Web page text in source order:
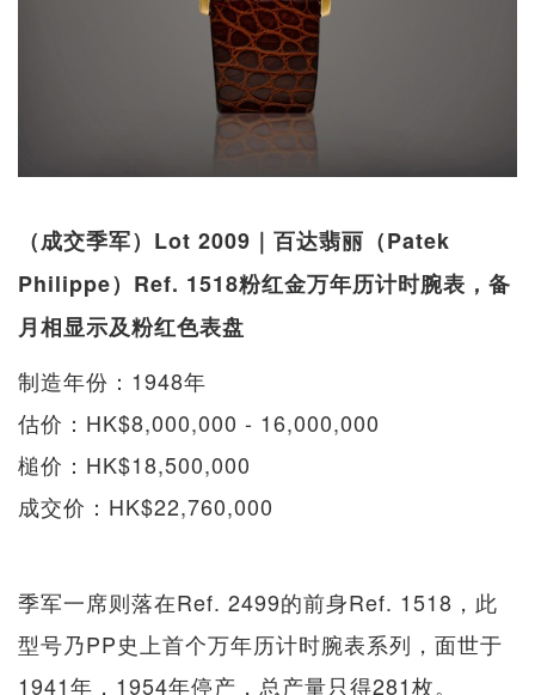
（成交季军）Lot 2009｜百达翡丽（Patek
Philippe）Ref. 1518粉红金万年历计时腕表，备
月相显示及粉红色表盘
制造年份：1948年
估价：HK$8,000,000 - 16,000,000
槌价：HK$18,500,000
成交价：HK$22,760,000
季军一席则落在Ref. 2499的前身Ref. 1518，此
型号乃PP史上首个万年历计时腕表系列，面世于
1941年，1954年停产，总产量只得281枚。